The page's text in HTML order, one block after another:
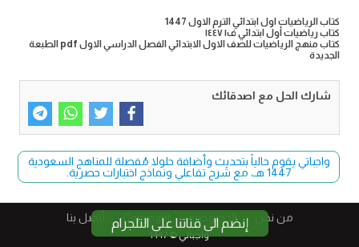
إنضم الى قناتنا على التلجرام
كتاب الرياضيات اول ابتدائي الترم الاول 1447
كتاب رياضيات أول ابتدائي ف١ ١٤٤٧
كتاب منهج الرياضيات للصف الاول الابتدائي الفصل الدراسي الاول pdf الطبعة
الجديدة
شارك الحل مع اصدقائك
واجباتي يقوم حالياً بتحديث وأضافة حلولا مُفصلة للمناهج السعودية
1447 هـ، مع شرح تفاعلي ونماذج اختبارات حصرية.
من نحن الخصوصية Copyright​ أتصل بنا
واجباتي © 1447